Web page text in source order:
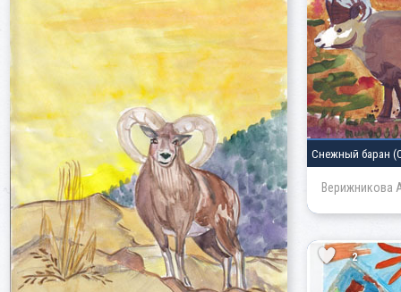
Снежный баран
Верижникова
2